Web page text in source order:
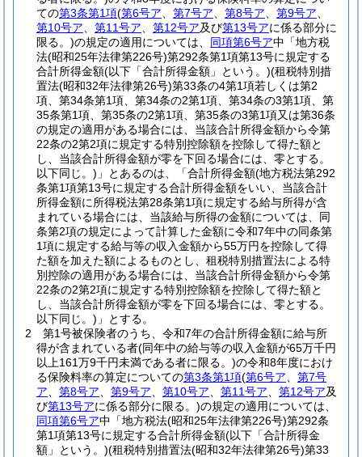
ての第3条第1項(第6号ア 第7号ア 第8号ア 第9号ア
第10号ア
第11号ア 第12号ア及び第13号アに係る部分に
限る。)の規定の適用については、 同項第6号ア中「地方税
法(昭和25年法律第226号)第292条第1項第13号に規定する
合計所得金額(以下「合計所得金額」という。)(租税特別措
置法(昭和32年法律第26号)第33条の4第1項若しくは第2
項、第34条第1項、第34条の2第1項、第34条の3第1項、第
35条第1項、第35条の2第1項、第35条の3第1項又は第36条
の規定の適用がある場合には、当該合計所得金額から令第
22条の2第2項に規定する特別控除額を控除して得た額と
し、当該合計所得金額が零を下回る場合には、零とする。
以下同じ。) 」とあるのは、「合計所得金額(地方税法第292
条第1項第13号に規定する合計所得金額をいい、当該合計
所得金額に所得税法第28条第1項に規定する給与所得が含
まれている場合には、当該給与所得の金額については、同
条第2項の規定によって計算した金額に令和7年中の同条第
1項に規定する給与等の収入金額から55万円を控除して得
た額を加えた額によるものとし、租税特別措置法による特
別控除の適用がある場合には、当該合計所得金額から令第
22条の2第2項に規定する特別控除額を控除して得た額と
し、当該合計所得金額が零を下回る場合には、零とする。
以下同じ。) 」とする。
2
第1号被保険者のうち、令和7年の合計所得金額に給与所
得が含まれている者(同年中の給与等の収入金額が65万千円
以上161万9千円未満である者に限る。)の令和8年度におけ
る保険料率の算定についての第3条第1項(第6号ア
第7号
ア
第8号ア 第9号ア 第10号ア 第11号ア 第12号ア及
び第13号アに係る部分に限る。)の規定の適用については、
同項第6号ア中「地方税法(昭和25年法律第226号)第292条
第1項第13号に規定する合計所得金額(以下「合計所得金
額」という。)(租税特別措置法(昭和32年法律第26号)第33